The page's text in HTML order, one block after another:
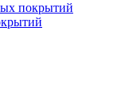
покрытий